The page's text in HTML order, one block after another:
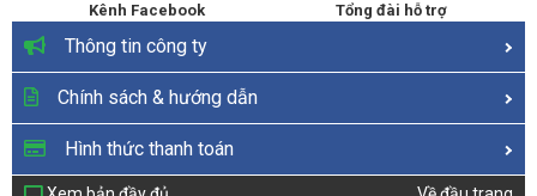
Kênh Facebook Tổng đài hỗ trợ
Thông tin công ty
Chính sách & hướng dẫn
Hình thức thanh toán